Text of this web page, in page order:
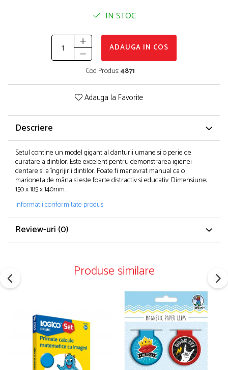
Puzzle-uri stratificate
Stampile si tusiere
Cusut si tricotaj
Suport pentru decor
Pictura pe numere
Sarma plusata
Seturi de creatie
Tablouri diamonds
Jocuri logice pentru copii
Jocuri matematice
Jocuri pentru stimularea senzoriala
Stimulare olfactiva si gustativa
Stimulare tactila
Stimulare vizuala
Seturi si jocuri magnetice
IN STOC
ADAUGA IN COS
Cod Produs:4871
Adauga la Favorite
Descriere
Setul contine un model gigant al danturii umane si o perie de
curatare a dintilor. Este excelent pentru demonstrarea igienei
dentare si a îngrijirii dintilor. Poate fi manevrat manual ca o
marioneta de mâna si este foarte distractiv si educativ. Dimensiune:
150 x 185 x 140mm.
Informatii conformitate produs
Review-uri (0)
Produse similare